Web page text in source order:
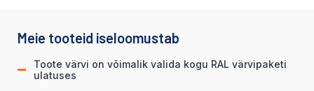
Meie tooteid iseloomustab
Toote värvi on võimalik valida kogu RAL värvipaketi
ulatuses